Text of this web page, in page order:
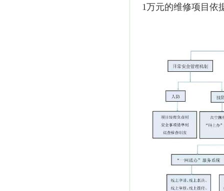
1万元的维修项目依